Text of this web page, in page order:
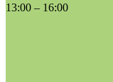
13:00 – 16:00